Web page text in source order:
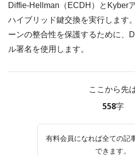
Diffie-Hellman（ECDH）とKyber
ハイブリッド鍵交換を実行します
ーンの整合性を保護するために、
ル署名を使用します。
ここから先
558字
有料会員になれば全ての記
できます。